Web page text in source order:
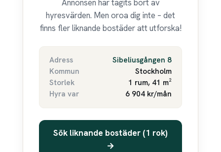
Annonsen har tagits bort av
hyresvärden. Men oroa dig inte – det
finns fler liknande bostäder att utforska!
Adress
Sibeliusgången 8
Kommun
Stockholm
Storlek
1 rum, 41 m²
Hyra var
6 904 kr/mån
Sök liknande bostäder (1 rok)
→